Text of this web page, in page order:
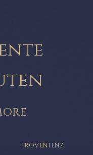
PROVENIENZ